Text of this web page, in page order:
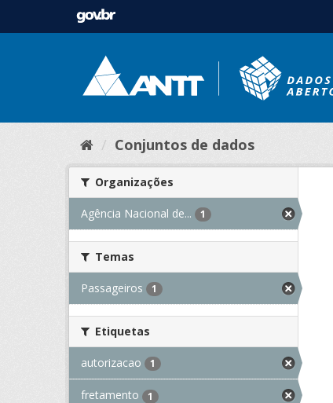
Conjuntos de dados
Organizações
Agência Nacional de... 1
Temas
Passageiros 1
Etiquetas
autorizacao 1
fretamento 1